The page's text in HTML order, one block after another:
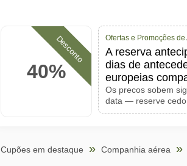
40%
Desconto Ofertas e Promoções de
A reserva
dias de
europeias
Os precos sobem
data — reserve
Cupões em destaque Companhia aérea